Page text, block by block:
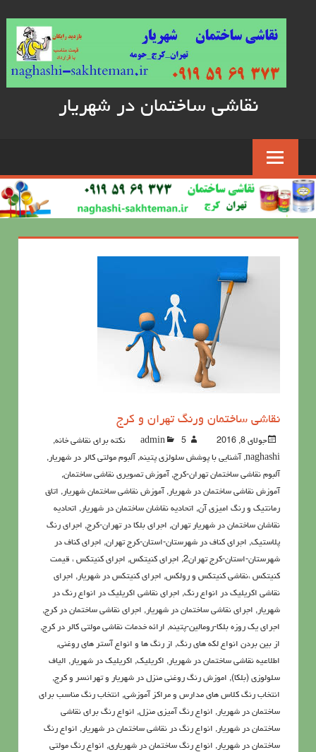
نقاشی ساختمان در شهریار
نقاشي ساختمان ورنگ تهران و کرج
جولای 8, 2016 admin 5نکته برای نقاشی خانه
,
naghashi
, آشنايي با پوشش سلولزي پتينه, آلبوم مولتی کالر در شهریار,
آلبوم نقاشی ساختمان تهران-کرج, آموزش تصویری نقاشی ساختمان,
آموزش نقاشی ساختمان در شهریار, آموزش نقاشی ساختمان شهریار, اتاق
رمانتیک و رنگ امیزی آن, اتحادیه نقاشان ساختمان در شهریار, اتحادیه
نقاشان ساختمان در شهریار تهران, اجرای بلکا در تهران-کرج, اجرای رنگ
پلاستیک, اجرای کناف در شهرستان-استان-کرج تهران, اجرای کناف در
شهرستان-استان-کرج تهران2 , اجرای کنیتکس, اجرای کنیتکس ، قیمت
کنیتکس ،نقاشي كنيتكس و رولكس, اجرای کنیتکس در شهریار, اجرای
نقاشی اکریلیک در انواع رنگ, اجرای نقاشی اکریلیک در انواع رنگ در
شهریار, اجرای نقاشی ساختمان در شهریار, اجرای نقاشی ساختمان در کرج,
اجرای یک روزه بلکا-رومالین-پتینه, ارائه خدمات نقاشی مولتی کالر در کرج,
از بین بردن انواع لکه های رنگ, از رنگ ها و انواع آستر های روغنی,
اطلاعيه نقاشی ساختمان در شهریار, اکريليک, اکريليک در شهریار, الیاف
سلولوزی (بلکا), اموزش رنگ روغنی منزل در شهریار و تهرانسر و کرج,
انتخاب رنگ کلاس های مدارس و مراکز آموزشی, انتخاب رنگ مناسب برای
ساختمان در شهریار, انواع رنگ آمیزی منزل, انواع رنگ برای نقاشی
ساختمان در شهریار, انواع رنگ در نقاشی ساختمان در شهریار, انواع رنگ
ساختمان در شهریار, انواع رنگ ساختمان در شهریاری, انواع رنگ مولتی